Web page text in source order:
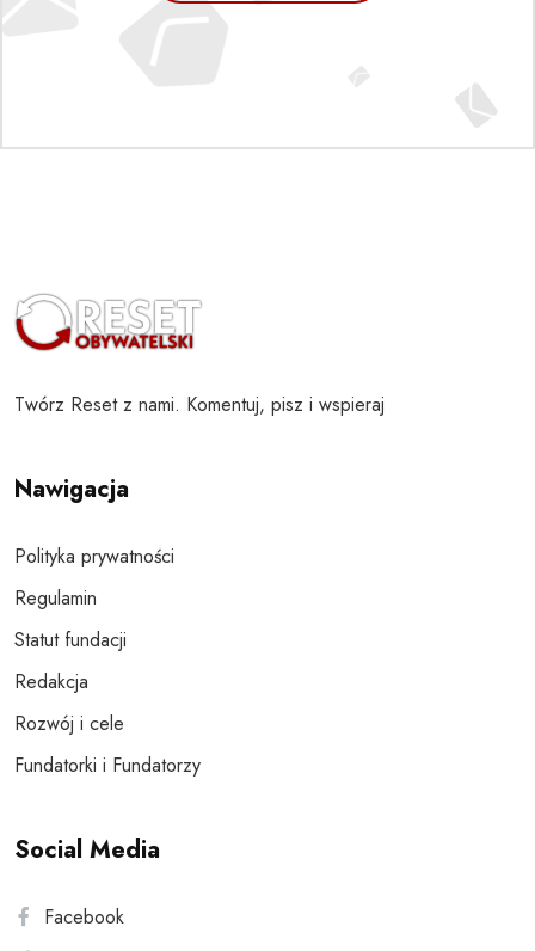
Twórz Reset z nami. Komentuj, pisz i wspieraj
Nawigacja
Polityka prywatności
Regulamin
Statut fundacji
Redakcja
Rozwój i cele
Fundatorki i Fundatorzy
Social Media
Facebook